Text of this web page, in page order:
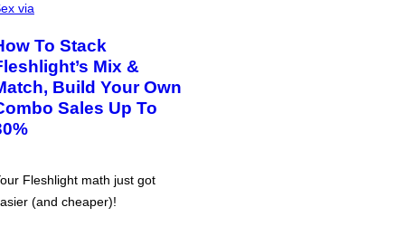
via
To Stack
Mix &
Build Your Own
Sales Up To
Fleshlight math just got
(and cheaper)!